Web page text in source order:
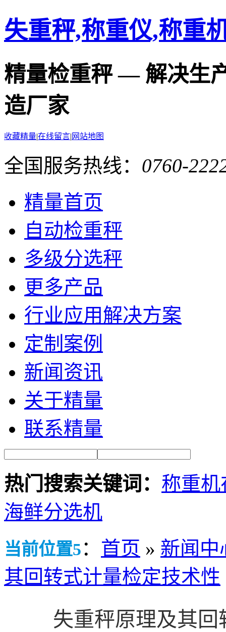
失重秤,称重仪,称重
精量检重秤 — 解决生
造厂家
收藏精量|在线留言| 网站地图
全国服务热线： 0760-
精量首页
自动检重秤
多级分选秤
更多产品
行业应用解决方案
定制案例
新闻资讯
关于精量
联系精量
热门搜索关键词： 称重机
海鲜分选机
当前位置5： 首页 » 新闻中
其回转式计量检定技术性
失重秤原理及其